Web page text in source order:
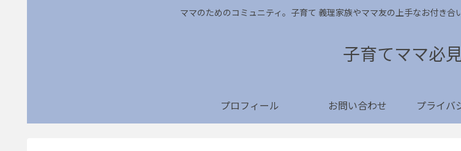
ママのためのコミュニティ。子育て 義理家族やママ友の上手なお付き
子育てママ必
プロフィール お問い合わせ プライバ